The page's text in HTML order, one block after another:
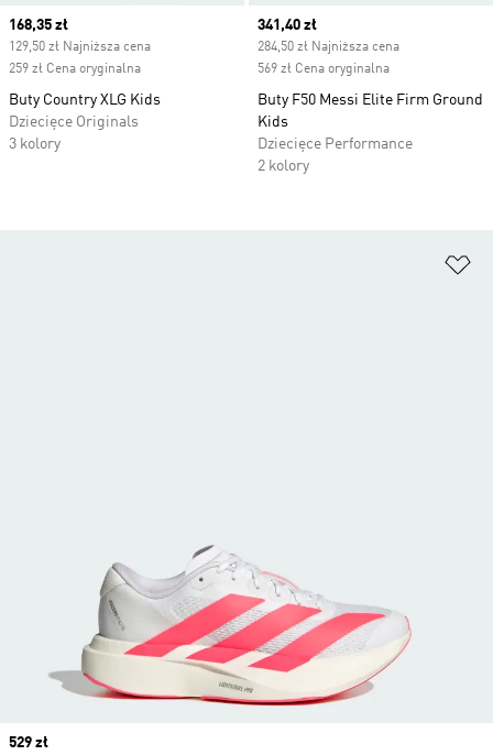
Current price
168,35 zł
129,50 zł Najniższa cena
259 zł Cena oryginalna
Buty Country XLG Kids
Dziecięce Originals
3 kolory
Current price
341,40 zł
284,50 zł Najniższa cena
569 zł Cena oryginalna
Buty F50 Messi Elite Firm Ground
Kids
Dziecięce Performance
2 kolory
Price
529 zł